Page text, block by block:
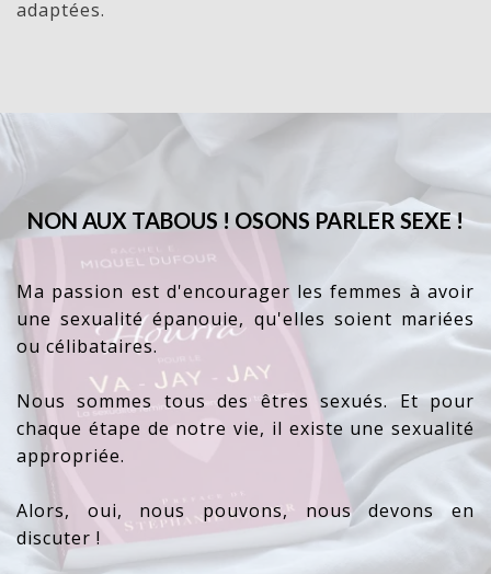
adaptées.
NON AUX TABOUS ! OSONS PARLER SEXE !
Ma passion est d'encourager les femmes à avoir
une sexualité épanouie, qu'elles soient mariées
ou célibataires.
Nous sommes tous des êtres sexués. Et pour
chaque étape de notre vie, il existe une sexualité
appropriée.
Alors, oui, nous pouvons, nous devons en
discuter !